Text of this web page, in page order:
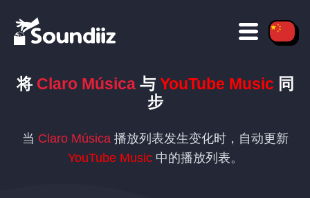
将 Claro Música与 YouTube Music 同
步
当 Claro Música播放列表发生变化时，自动更新
YouTube Music中的播放列表。